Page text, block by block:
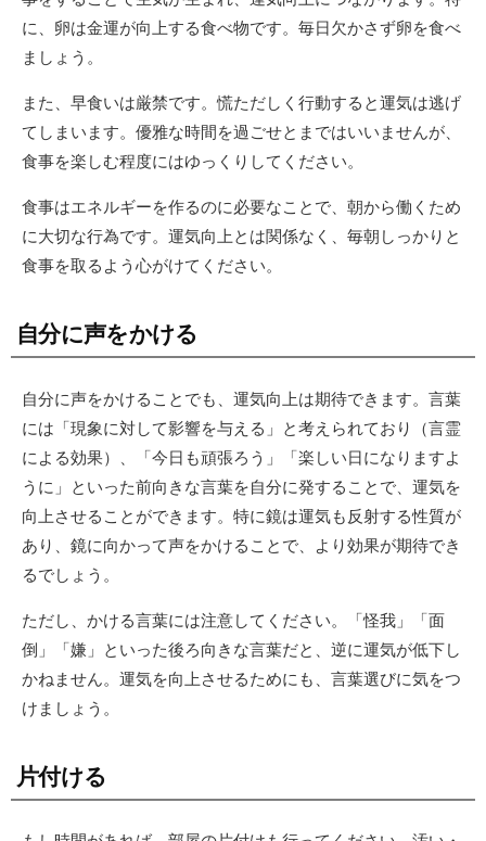
に、卵は金運が向上する食べ物です。毎日欠かさず卵を食べ
ましょう。
また、早食いは厳禁です。慌ただしく行動すると運気は逃げ
てしまいます。優雅な時間を過ごせとまではいいませんが、
食事を楽しむ程度にはゆっくりしてください。
食事はエネルギーを作るのに必要なことで、朝から働くため
に大切な行為です。運気向上とは関係なく、毎朝しっかりと
食事を取るよう心がけてください。
自分に声をかける
自分に声をかけることでも、運気向上は期待できます。言葉
には「現象に対して影響を与える」と考えられており（言霊
による効果）、「今日も頑張ろう」「楽しい日になりますよ
うに」といった前向きな言葉を自分に発することで、運気を
向上させることができます。特に鏡は運気も反射する性質が
あり、鏡に向かって声をかけることで、より効果が期待でき
るでしょう。
ただし、かける言葉には注意してください。「怪我」「面
倒」「嫌」といった後ろ向きな言葉だと、逆に運気が低下し
かねません。運気を向上させるためにも、言葉選びに気をつ
けましょう。
片付ける